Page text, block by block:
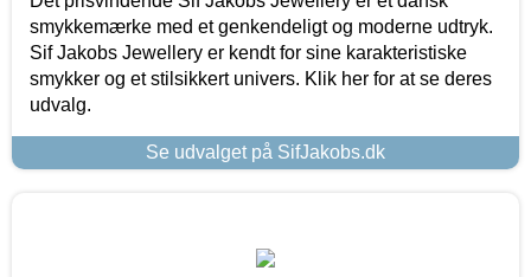
smykkemærke med et genkendeligt og moderne udtryk.
Sif Jakobs Jewellery er kendt for sine karakteristiske
smykker og et stilsikkert univers. Klik her for at se deres
udvalg.
Se udvalget på SifJakobs.dk